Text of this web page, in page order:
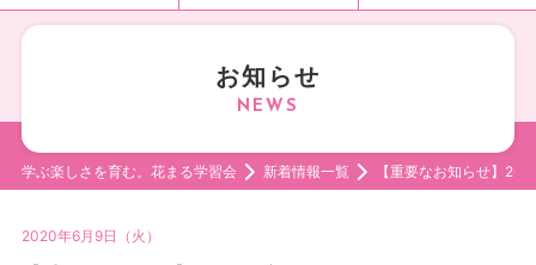
お知らせ
学ぶ楽しさを育む。花まる学習会 新着情報一覧 【重要なお知らせ】
2020年6月9日（火）